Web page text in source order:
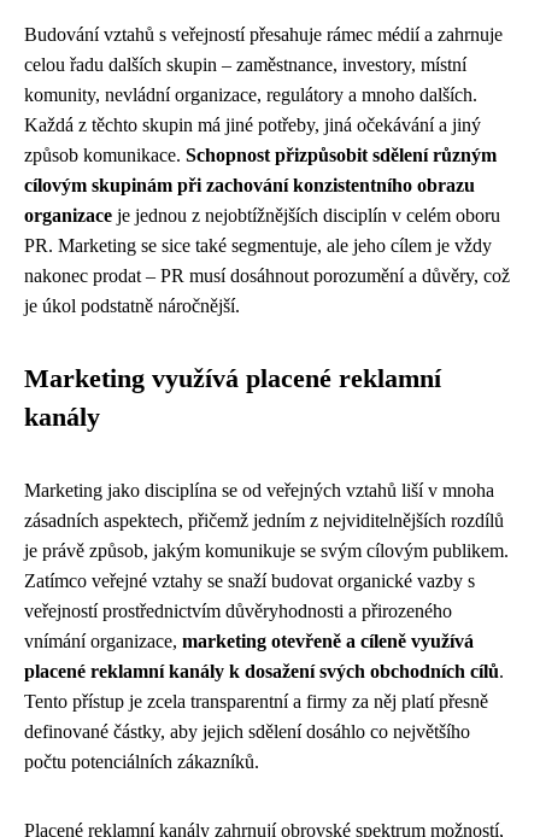
Budování vztahů s veřejností přesahuje rámec médií a zahrnuje
celou řadu dalších skupin – zaměstnance, investory, místní
komunity, nevládní organizace, regulátory a mnoho dalších.
Každá z těchto skupin má jiné potřeby, jiná očekávání a jiný
způsob komunikace. Schopnost přizpůsobit sdělení různým
cílovým skupinám při zachování konzistentního obrazu
organizace je jednou z nejobtížnějších disciplín v celém oboru
PR. Marketing se sice také segmentuje, ale jeho cílem je vždy
nakonec prodat – PR musí dosáhnout porozumění a důvěry, což
je úkol podstatně náročnější.
Marketing využívá placené reklamní
kanály
Marketing jako disciplína se od veřejných vztahů liší v mnoha
zásadních aspektech, přičemž jedním z nejviditelnějších rozdílů
je právě způsob, jakým komunikuje se svým cílovým publikem.
Zatímco veřejné vztahy se snaží budovat organické vazby s
veřejností prostřednictvím důvěryhodnosti a přirozeného
vnímání organizace, marketing otevřeně a cíleně využívá
placené reklamní kanály k dosažení svých obchodních cílů.
Tento přístup je zcela transparentní a firmy za něj platí přesně
definované částky, aby jejich sdělení dosáhlo co největšího
počtu potenciálních zákazníků.
Placené reklamní kanály zahrnují obrovské spektrum možností,